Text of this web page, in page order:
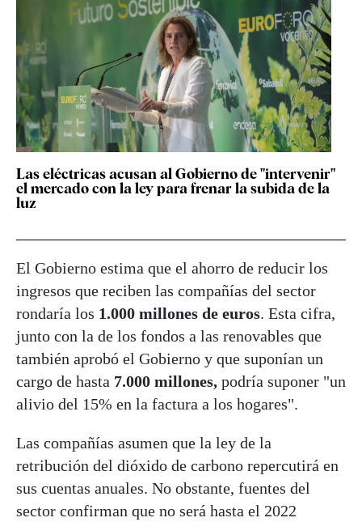
Las eléctricas acusan al Gobierno de "intervenir"
el mercado con la ley para frenar la subida de la
luz
El Gobierno estima que el ahorro de reducir los
ingresos que reciben las compañías del sector
rondaría los 1.000 millones de euros. Esta cifra,
junto con la de los fondos a las renovables que
también aprobó el Gobierno y que suponían un
cargo de hasta 7.000 millones, podría suponer "un
alivio del 15% en la factura a los hogares".
Las compañías asumen que la ley de la
retribución del dióxido de carbono repercutirá en
sus cuentas anuales. No obstante, fuentes del
sector confirman que no será hasta el 2022